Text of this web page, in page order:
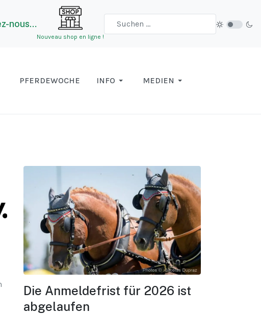
nous…
Nouveau shop en ligne !
PFERDEWOCHE INFO MEDIEN
Die Anmeldefrist für 2026 ist
abgelaufen